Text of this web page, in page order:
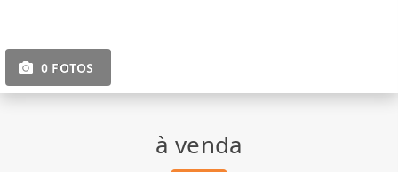
0 FOTOS
à venda